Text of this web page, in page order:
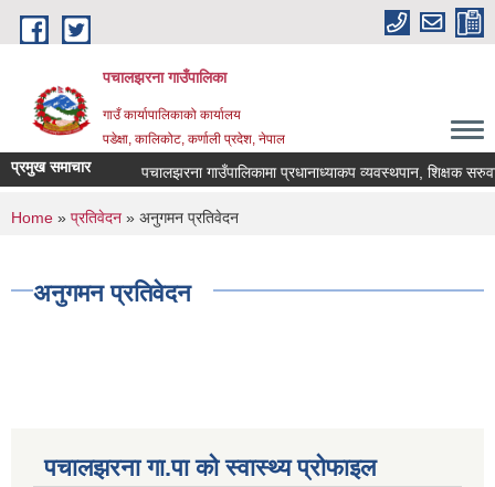
Skip to main content
पचालझरना गाउँपालिका
गाउँ कार्यापालिकाको कार्यालय
पडेक्षा, कालिकोट, कर्णाली प्रदेश, नेपाल
प्रमुख समाचार पचालझरना गाउँपालिकामा प्रधानाध्याकप व्यवस्थपान, शिक्षक
You are here
Home » प्रतिवेदन » अनुगमन प्रतिवेदन
अनुगमन प्रतिवेदन
पचालझरना गा.पा को स्वास्थ्य प्रोफाइल